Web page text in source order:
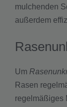
mulchenden
außerdem
Um
Rasen
regelmäßiges